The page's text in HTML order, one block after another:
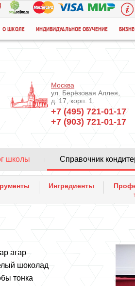
О ШКОЛЕ ИНДИВИДУАЛЬНОЕ ОБУЧЕНИЕ
Москва
ул. Берёзовая Аллея,
д. 17, корп. 1.
+7 (495) 721-01-17
+7 (903) 721-01-17
школы Справочник
Ингредиенты
агар
шоколад
тонка